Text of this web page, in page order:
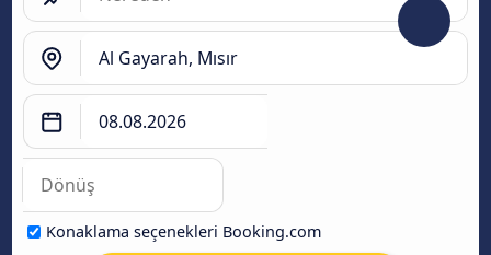
Konaklama seçenekleri Booking.com